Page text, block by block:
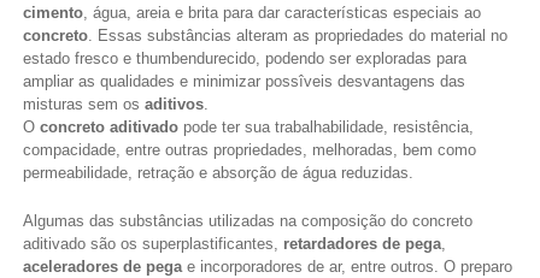
cimento, água, areia e brita para dar características especiais ao
concreto. Essas substâncias alteram as propriedades do material no
estado fresco e thumbendurecido, podendo ser exploradas para
ampliar as qualidades e minimizar possîveis desvantagens das
misturas sem os aditivos.
O concreto aditivadopode ter sua trabalhabilidade, resistência,
compacidade, entre outras propriedades, melhoradas, bem como
permeabilidade, retração e absorção de água reduzidas.
Algumas das substâncias utilizadas na composição do concreto
aditivado são os superplastificantes, retardadores de pega,
aceleradores de pegae incorporadores de ar, entre outros. O preparo